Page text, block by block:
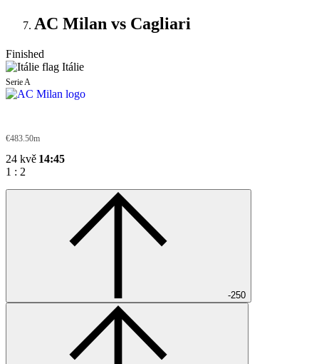
AC Milan vs Cagliari
Finished
Itálie
Serie A
€483.50m
24 kvě 14:45
1 : 2
-250